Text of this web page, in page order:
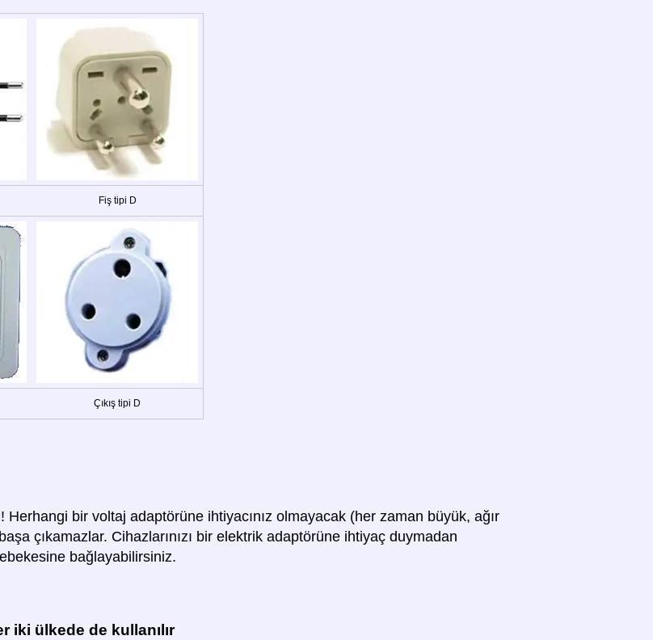
Fiş tipi D
Çıkış tipi D
Herhangi bir voltaj adaptörüne ihtiyacınız olmayacak (her zaman büyük, ağır
çıkamazlar. Cihazlarınızı bir elektrik adaptörüne ihtiyaç duymadan
bağlayabilirsiniz.
iki ülkede de kullanılır